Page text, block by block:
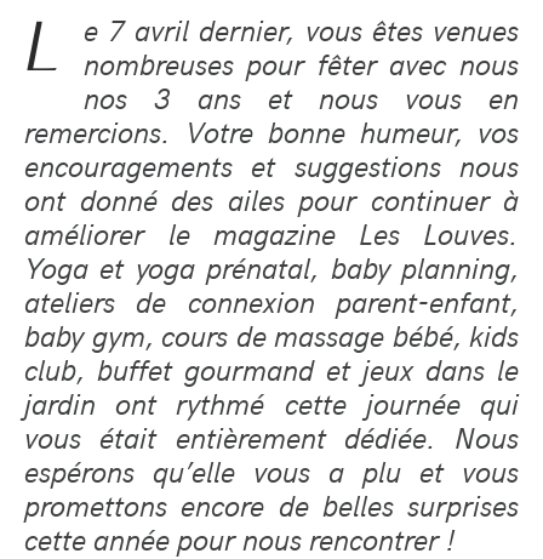
L
e 7 avril dernier, vous êtes venues
nombreuses pour fêter avec nous
nos 3 ans et nous vous en
remercions. Votre bonne humeur, vos
encouragements et suggestions nous
ont donné des ailes pour continuer à
améliorer le magazine Les Louves.
Yoga et yoga prénatal, baby planning,
ateliers de connexion parent-enfant,
baby gym, cours de massage bébé, kids
club, buffet gourmand et jeux dans le
jardin ont rythmé cette journée qui
vous était entièrement dédiée. Nous
espérons qu’elle vous a plu et vous
promettons encore de belles surprises
cette année pour nous rencontrer !